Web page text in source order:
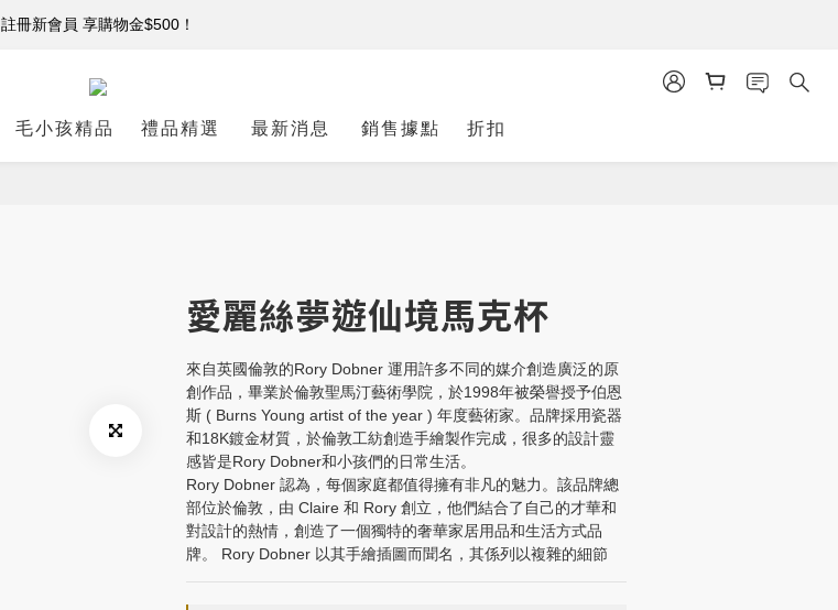
註冊新會員 享購物金$500！
註冊新會員 享購物金$500！
註冊新會員 享購物金$500！
毛小孩精品 禮品精選 最新消息 銷售據點 折扣
愛麗絲夢遊仙境馬克杯
來自英國倫敦的Rory Dobner 運用許多不同的媒介創造廣泛的原
創作品，畢業於倫敦聖馬汀藝術學院，於1998年被榮譽授予伯恩
斯 ( Burns Young artist of the year ) 年度藝術家。品牌採用瓷器
和18K鍍金材質，於倫敦工紡創造手繪製作完成，很多的設計靈
感皆是Rory Dobner和小孩們的日常生活。
Rory Dobner 認為，每個家庭都值得擁有非凡的魅力。該品牌總
部位於倫敦，由 Claire 和 Rory 創立，他們結合了自己的才華和
對設計的熱情，創造了一個獨特的奢華家居用品和生活方式品
牌。 Rory Dobner 以其手繪插圖而聞名，其係列以複雜的細節